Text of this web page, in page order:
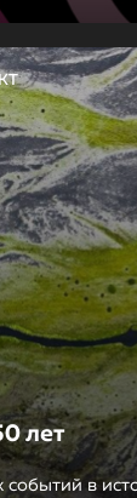
лет
событий в